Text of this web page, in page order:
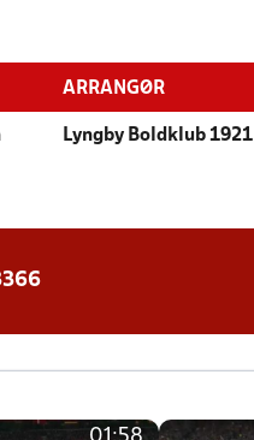
ARRANGØR
Lyngby Boldklub 1921